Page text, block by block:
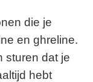
die je
en ghreline.
sturen dat je
hebt